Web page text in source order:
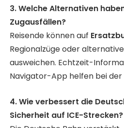
3. Welche Alternativen
Zugausfällen?
Reisende können auf
Regionalzüge oder
ausweichen. Echtzeit-
Navigator-App helfen bei der
4. Wie verbessert die
Sicherheit auf ICE-Strecken?